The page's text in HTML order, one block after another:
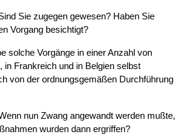
Sie zugegen gewesen? Haben Sie
Vorgang besichtigt?
solche Vorgänge in einer Anzahl von
in Frankreich und in Belgien selbst
von der ordnungsgemäßen Durchführung
nun Zwang angewandt werden mußte,
wurden dann ergriffen?